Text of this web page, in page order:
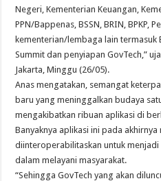
Negeri, Kementerian Keuangan,
PPN/Bappenas, BSSN, BRIN, BPKP,
kementerian/lembaga lain termasuk
Summit dan penyiapan GovTech,”
Jakarta, Minggu (26/05).
Anas mengatakan, semangat
baru yang meninggalkan budaya
mengakibatkan ribuan aplikasi di
Banyaknya aplikasi ini pada akhirnya
diinteroperabilitaskan untuk
dalam melayani masyarakat.
“Sehingga GovTech yang akan